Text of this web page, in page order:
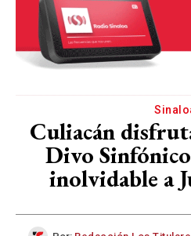
Culiacán
Divo
inolvidable a